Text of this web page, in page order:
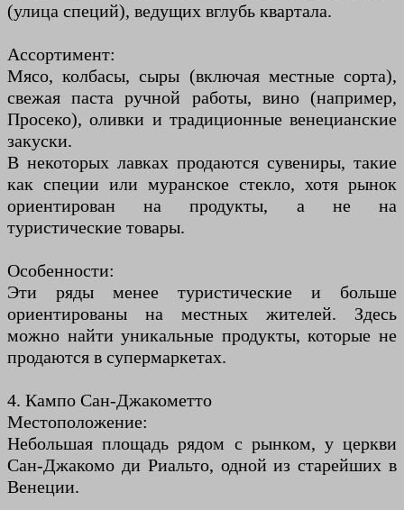
(улица специй), ведущих вглубь квартала.
Ассортимент:
Мясо, колбасы, сыры (включая местные сорта),
свежая паста ручной работы, вино (например,
Просеко), оливки и традиционные венецианские
закуски.
В некоторых лавках продаются сувениры, такие
как специи или муранское стекло, хотя рынок
ориентирован на продукты, а не на
туристические товары.
Особенности:
Эти ряды менее туристические и больше
ориентированы на местных жителей. Здесь
можно найти уникальные продукты, которые не
продаются в супермаркетах.
4. Кампо Сан-Джакометто
Местоположение:
Небольшая площадь рядом с рынком, у церкви
Сан-Джакомо ди Риальто, одной из старейших в
Венеции.